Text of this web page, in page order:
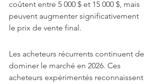
coûtent entre 5 000 $ et 15 000 $, mais
peuvent augmenter significativement
le prix de vente final.
Les acheteurs récurrents continuent de
dominer le marché en 2026. Ces
acheteurs expérimentés reconnaissent